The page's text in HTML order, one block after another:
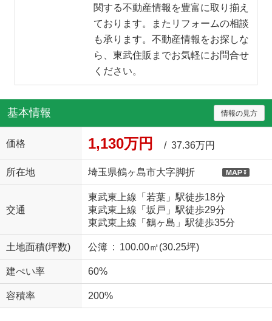
関する不動産情報を豊富に取り揃え
ております。またリフォームの相談
も承ります。不動産情報をお探しな
ら、東武住販までお気軽にお問合せ
ください。
基本情報 情報の見方
価格 1,130万円 / 37.36万円
所在地 埼玉県鶴ヶ島市大字脚折
交通
東武東上線「若葉」駅徒歩18分
東武東上線「坂戸」駅徒歩29分
東武東上線「鶴ヶ島」駅徒歩35分
土地面積(坪数) 公簿 : 100.00㎡(30.25坪)
建ぺい率 60%
容積率 200%